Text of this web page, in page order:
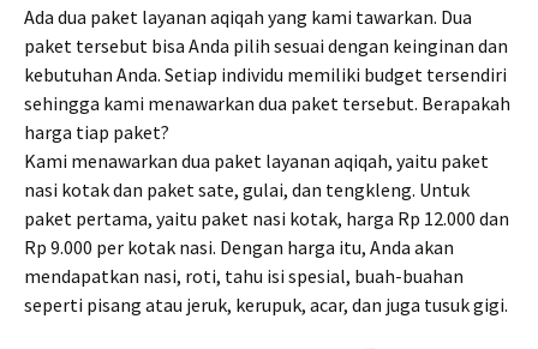
Ada dua paket layanan aqiqah yang kami tawarkan. Dua
paket tersebut bisa Anda pilih sesuai dengan keinginan dan
kebutuhan Anda. Setiap individu memiliki budget tersendiri
sehingga kami menawarkan dua paket tersebut. Berapakah
harga tiap paket?
Kami menawarkan dua paket layanan aqiqah, yaitu paket
nasi kotak dan paket sate, gulai, dan tengkleng. Untuk
paket pertama, yaitu paket nasi kotak, harga Rp 12.000 dan
Rp 9.000 per kotak nasi. Dengan harga itu, Anda akan
mendapatkan nasi, roti, tahu isi spesial, buah-buahan
seperti pisang atau jeruk, kerupuk, acar, dan juga tusuk gigi.